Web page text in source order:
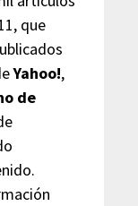
que
Yahoo!,
de